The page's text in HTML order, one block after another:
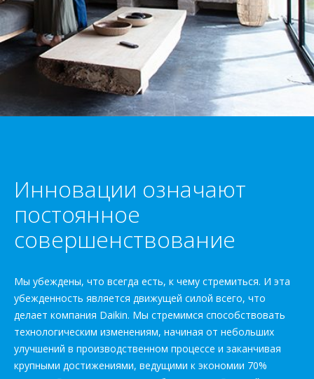
Инновации означают
постоянное
совершенствование
Мы убеждены, что всегда есть, к чему стремиться. И эта
убежденность является движущей силой всего, что
делает компания Daikin. Мы стремимся способствовать
технологическим изменениям, начиная от небольших
улучшений в производственном процессе и заканчивая
крупными достижениями, ведущими к экономии 70%